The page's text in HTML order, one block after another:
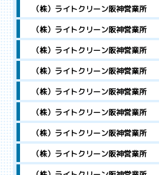
（株）ライトクリーン阪神営業所
（株）ライトクリーン阪神営業所
（株）ライトクリーン阪神営業所
（株）ライトクリーン阪神営業所
（株）ライトクリーン阪神営業所
（株）ライトクリーン阪神営業所
（株）ライトクリーン阪神営業所
（株）ライトクリーン阪神営業所